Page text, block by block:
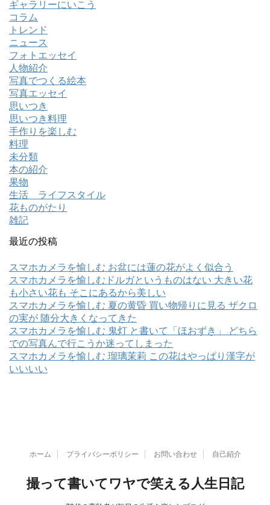
ギャラリーにいこう
コラム
トレンド
ニュース
フォトエッセイ
人物紹介
写真でつくる絵本
写真エッセイ
思いつき
思いつき料理
手作りを楽しむ
料理
未分類
本の紹介
果物
生活 ライフスタイル
花ものがたり
雑記
最近の投稿
スマホカメラを愉しむ お盆には蓮の花がよく似合う
スマホカメラを愉しむドルガというものはない 大きい花
も小さい花も そこにあるから美しい
スマホカメラを愉しむ 夏の黄昏 買い物帰りに見る ザクロ
の実が 随分大きくなってきた
スマホカメラを愉しむ 鬼灯 と書いて「ほおずき」 どちら
での写真んで行こうか迷ってしまった
スマホカメラを愉しむ 瑠璃茉莉 この花はやっぱり漢字が
いいいい
ホーム プライバシーポリシー お問い合わせ 自己紹介
撮って書いてワヤで笑える人生日記